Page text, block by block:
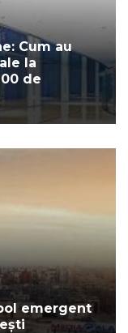
Cum au
la
de
emergent